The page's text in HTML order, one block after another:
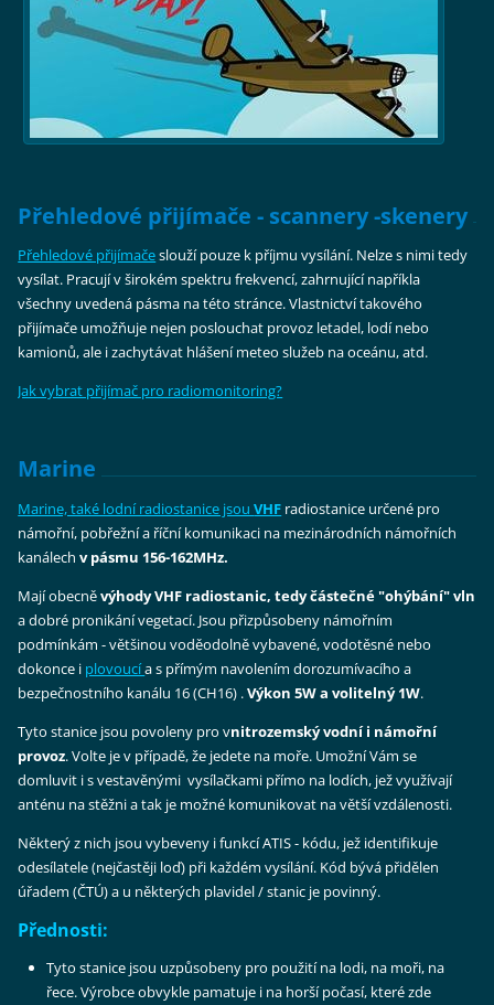
Přehledové přijímače - scannery -skenery
Přehledové přijímačeslouží pouze k příjmu vysílání. Nelze s nimi tedy
vysílat. Pracují v širokém spektru frekvencí, zahrnující napříkla
všechny uvedená pásma na této stránce. Vlastnictví takového
přijímače umožňuje nejen poslouchat provoz letadel, lodí nebo
kamionů, ale i zachytávat hlášení meteo služeb na oceánu, atd.
Jak vybrat přijímač pro radiomonitoring?
Marine
Marine, také lodní radiostanice jsouVHF radiostanice určené pro
námořní, pobřežní a říční komunikaci na mezinárodních námořních
kanálechv pásmu 156-162MHz.
Mají obecněvýhody VHF radiostanic, tedy částečné "ohýbání" vln
a dobré pronikání vegetací. Jsou přizpůsobeny námořním
podmínkám - většinou voděodolně vybavené, vodotěsné nebo
dokonce i plovoucía s přímým navolením dorozumívacího a
bezpečnostního kanálu 16 (CH16) .Výkon 5W a volitelný 1W.
Tyto stanice jsou povoleny pro vnitrozemský vodní i námořní
provoz. Volte je v případě, že jedete na moře. Umožní Vám se
domluvit i s vestavěnými vysílačkami přímo na lodích, jež využívají
anténu na stěžni a tak je možné komunikovat na větší vzdálenosti.
Některý z nich jsou vybeveny i funkcí ATIS - kódu, jež identifikuje
odesílatele (nejčastěji loď) při každém vysílání. Kód bývá přidělen
úřadem (ČTÚ) a u některých plavidel / stanic je povinný.
Přednosti:
Tyto stanice jsou uzpůsobeny pro použití na lodi, na moři, na
řece. Výrobce obvykle pamatuje i na horší počasí, které zde